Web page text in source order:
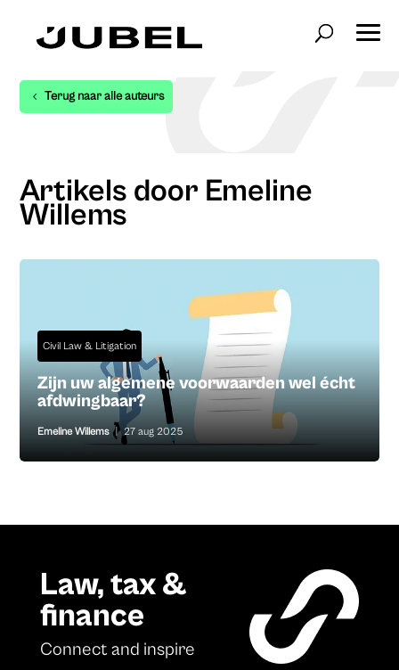
Terug naar alle auteurs
Artikels door Emeline
Willems
Civil Law & Litigation
Zijn uw algemene voorwaarden wel écht
afdwingbaar?
Emeline Willems | 27 aug 2025
Law, tax &
finance
Connect and inspire